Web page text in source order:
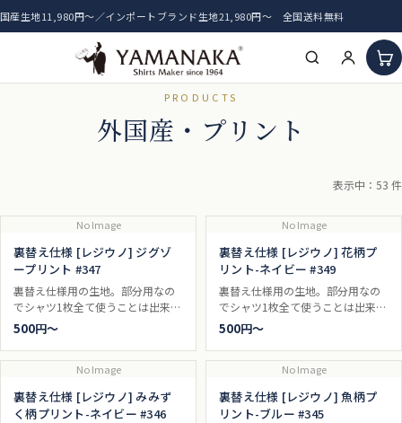
国産生地11,980円〜／インポートブランド生地21,980円〜 全国送料無料
PRODUCTS
外国産・プリント
表示中：53 件
No Image
裏替え仕様 [レジウノ] ジグゾ
ープリント #347
裏替え仕様用の生地。部分用なの
でシャツ1枚全て使うことは出来ま
せん。
500円〜
No Image
裏替え仕様 [レジウノ] 花柄プ
リント-ネイビー #349
裏替え仕様用の生地。部分用なの
でシャツ1枚全て使うことは出来ま
せん。
500円〜
No Image
裏替え仕様 [レジウノ] みみず
く柄プリント-ネイビー #346
No Image
裏替え仕様 [レジウノ] 魚柄プ
リント-ブルー #345